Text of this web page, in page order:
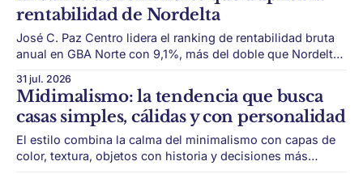
Palermo, Recoleta, Belgrano y Núñez concentraron gran
parte de la atención
rentabilidad de Nordelta
José C. Paz Centro lidera el ranking de rentabilidad bruta
anual en GBA Norte con 9,1%, más del doble que Nordelta,
caro no siempre es el mejor negocio para invertir. El último
relevamiento de rentabilidad muestra
31 jul. 2026
Midimalismo: la tendencia que busca
casas simples, cálidas y con personalidad
El estilo combina la calma del minimalismo con capas de
color, textura, objetos con historia y decisiones más